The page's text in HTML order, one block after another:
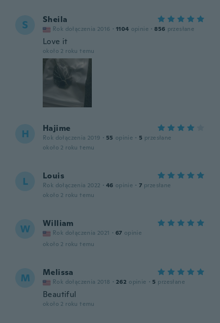
S Sheila
Rok dołączenia 2016 · 1104 opinie · 856 przesłane
Love it
około 2 roku temu
H Hajime
Rok dołączenia 2019 · 55 opinie · 5 przesłane
około 2 roku temu
L Louis
Rok dołączenia 2022 · 46 opinie · 7 przesłane
około 2 roku temu
W William
Rok dołączenia 2021 · 67 opinie
około 2 roku temu
M Melissa
Rok dołączenia 2018 · 262 opinie · 5 przesłane
Beautiful
około 2 roku temu